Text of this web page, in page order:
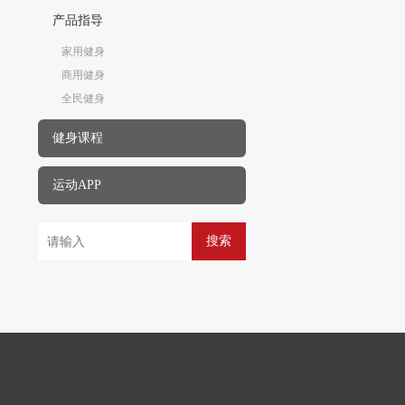
产品指导
家用健身
商用健身
全民健身
健身课程
运动APP
搜索